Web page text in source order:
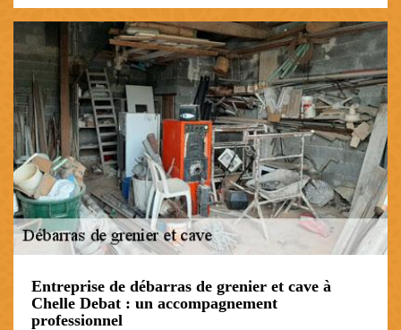
Entreprise de débarras de grenier et cave à
Chelle Debat : un accompagnement
professionnel